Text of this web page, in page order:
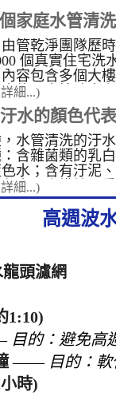
每次洗手或洗澡
癢，都是管壁
成的。 以下為
士林區 芝玉路
壇 清洗水管 南
地 水管清洗 香
- 我家有泡沫紅
洗 之我家有果
圖片分享
家庭水管清
知道的自來
管乾淨團隊歷
個真實住宅洗
容包含多個大
龍頭直接噴出咖
菌藻污水的真實
）。 本影片核心
識： 水管卡垢的
鈣鎂離子、餘
細...)
汙水的顏色代
水管清洗的汙
含雜菌類的乳
水；含有汙泥
水；含鐵鏽、重
有菌藻類的綠水
因為當地的水質
所不一樣。
細...)
高週波
頭濾網
1:10)
目的：避免高
—— 目的：
時)